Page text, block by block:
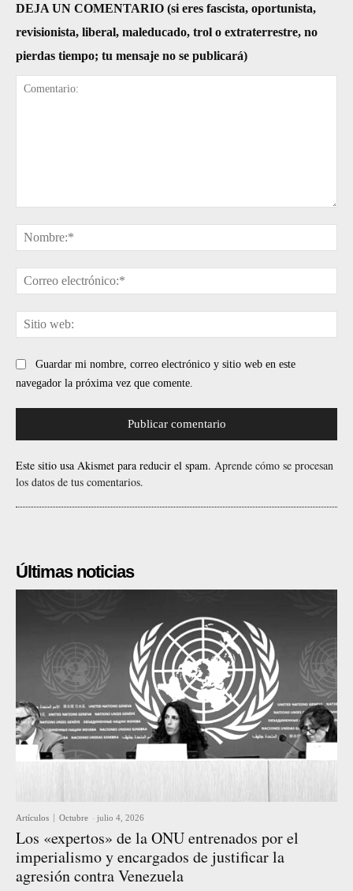
DEJA UN COMENTARIO (si eres fascista, oportunista,
revisionista, liberal, maleducado, trol o extraterrestre, no
pierdas tiempo; tu mensaje no se publicará)
Guardar mi nombre, correo electrónico y sitio web en este
navegador la próxima vez que comente.
Este sitio usa Akismet para reducir el spam. Aprende cómo se procesan
los datos de tus comentarios.
Últimas noticias
Artículos Octubre - julio 4, 2026
Los «expertos» de la ONU entrenados por el
imperialismo y encargados de justificar la
agresión contra Venezuela